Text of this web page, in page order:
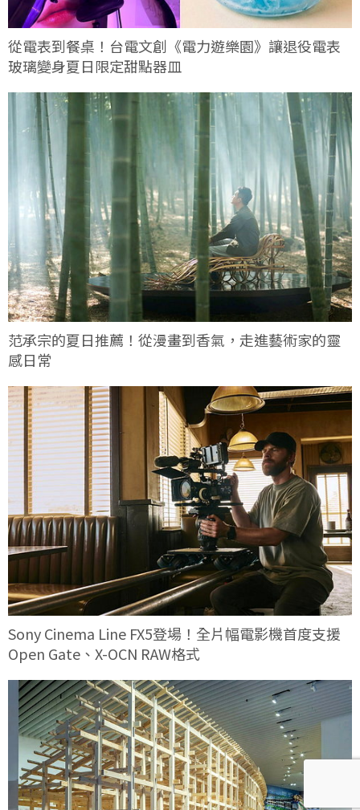
從電表到餐桌！台電文創《電力遊樂園》讓退役電表
玻璃變身夏日限定甜點器皿
范承宗的夏日推薦！從漫畫到香氣，走進藝術家的靈
感日常
Sony Cinema Line FX5登場！全片幅電影機首度支援
Open Gate、X-OCN RAW格式